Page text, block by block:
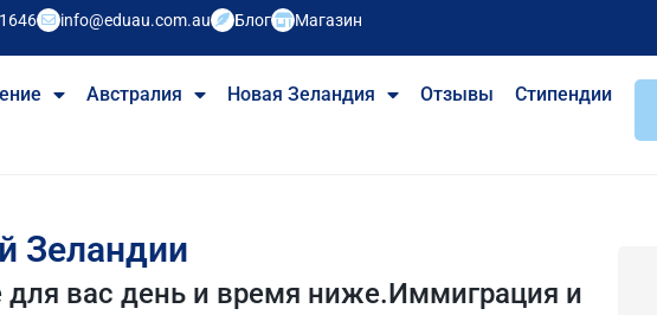
info@eduau.com.au Блог Магазин
Австралия Новая Зеландия Отзывы Стипендии
Зеландии
вас день и время ниже.Иммиграция и